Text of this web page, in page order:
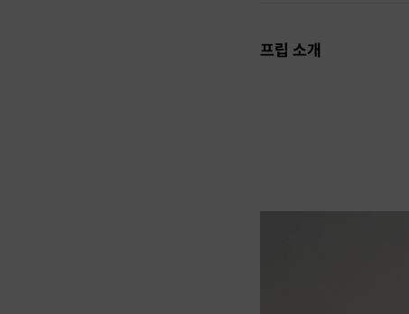
프립 소개